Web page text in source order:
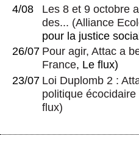
4/08
Les 8 et 9 octobre
des... (Alliance
pour la justice
26/07 Pour agir, Attac a
France, Le flux)
23/07 Loi Duplomb 2 :
politique
flux)